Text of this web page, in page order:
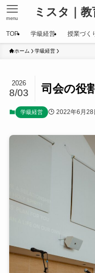
ミスタ｜
menu
TOP 学級経営 授業づく
ホーム 学級経営
司会の役
2026
8/03
学級経営 2022年6月28